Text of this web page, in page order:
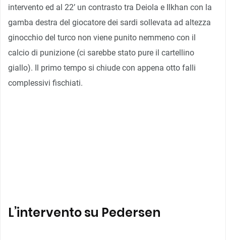
intervento ed al 22’ un contrasto tra Deiola e Ilkhan con la
gamba destra del giocatore dei sardi sollevata ad altezza
ginocchio del turco non viene punito nemmeno con il
calcio di punizione (ci sarebbe stato pure il cartellino
giallo). Il primo tempo si chiude con appena otto falli
complessivi fischiati.
L’intervento su Pedersen